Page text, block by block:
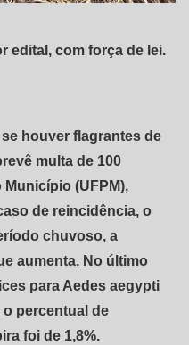
edital, com força de lei.
houver flagrantes de
multa de 100
(UFPM),
de reincidência, o
chuvoso, a
aumenta. No último
para Aedes aegypti
o percentual de
foi de 1,8%.